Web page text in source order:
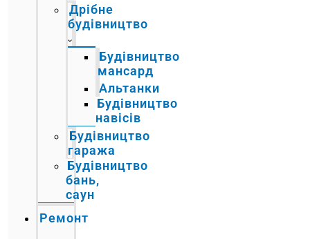
Дрібне
будівництво
Будівництво
мансард
Альтанки
Будівництво
навісів
Будівництво
гаража
Будівництво
бань,
саун
Ремонт